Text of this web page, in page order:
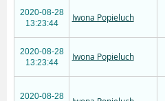
2020-08-28
13:23:44
Iwona Popieluch
2020-08-28
13:23:44
Iwona Popieluch
2020-08-28